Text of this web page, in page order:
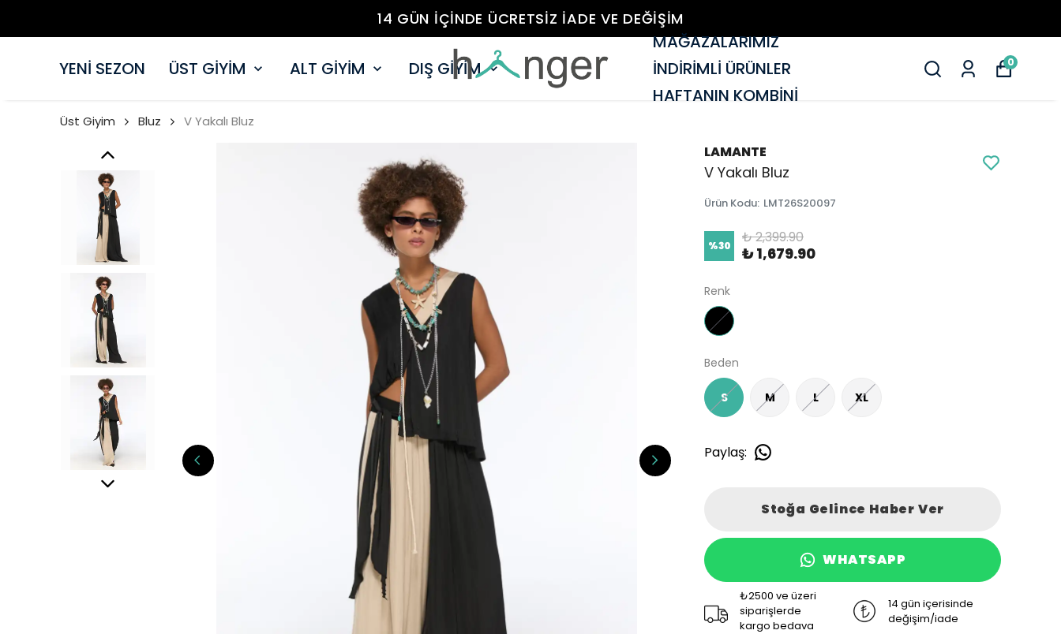
14 GÜN İÇİNDE ÜCRETSİZ İADE VE DEĞİŞİM
YENİ SEZON ÜST GİYİM ALT GİYİM DIŞ GİYİM
MAĞAZALARIMIZ
İNDİRİMLİ ÜRÜNLER
HAFTANIN KOMBİNİ
0
Üst Giyim Bluz V Yakalı Bluz
LAMANTE
V Yakalı Bluz
Ürün Kodu: LMT26S20097
%30 ₺ 2,399.90
₺ 1,679.90
Renk
Beden
S M L XL
Paylaş:
Stoğa Gelince Haber Ver
WHATSAPP
₺2500 ve üzeri
siparişlerde
kargo bedava
14 gün içerisinde
değişim/iade